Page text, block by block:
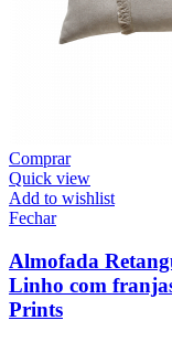
Comprar
Quick view
Add to wishlist
Fechar
Almofada
Linho com
Prints